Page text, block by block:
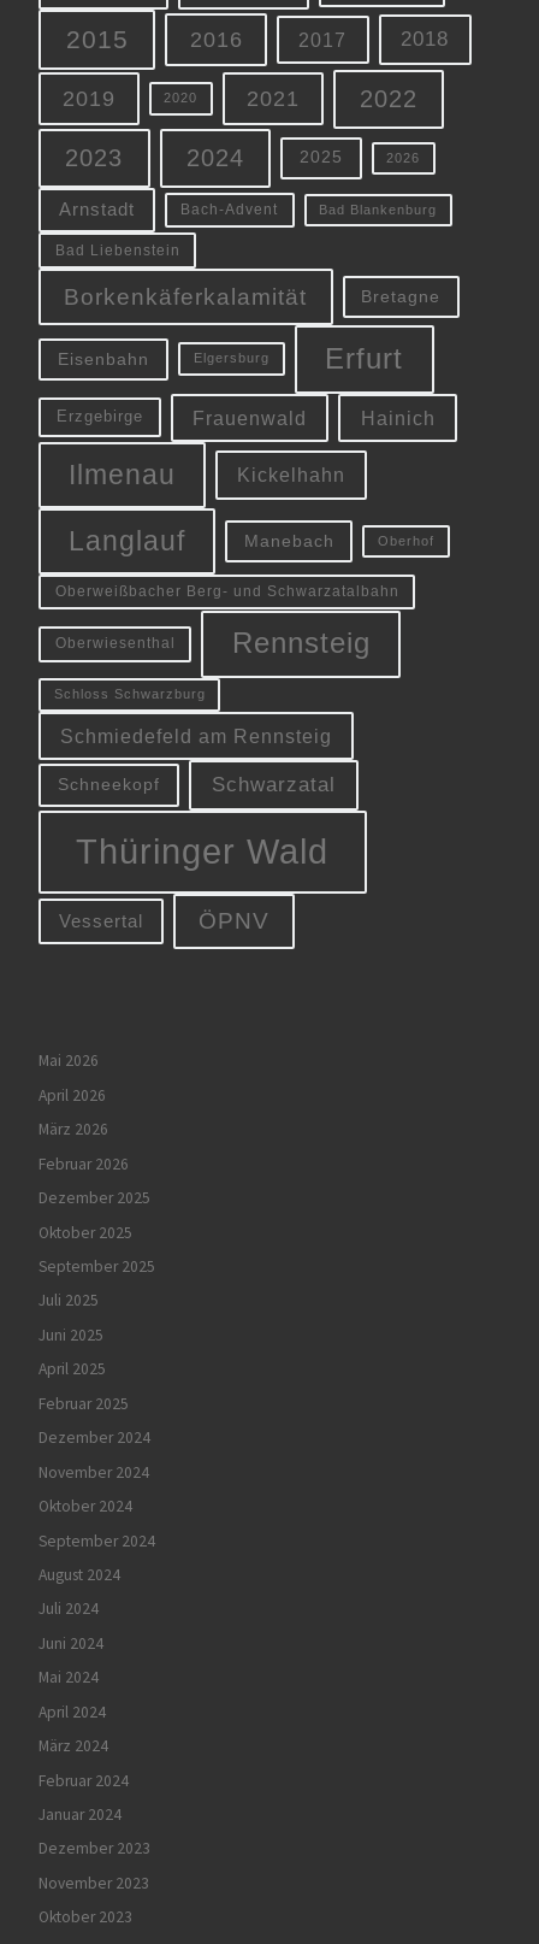
2015 2016 2017 2018
2019 2020 2021 2022
2023 2024 2025 2026
Arnstadt Bach-Advent Bad Blankenburg
Bad Liebenstein
Borkenkäferkalamität Bretagne
Eisenbahn Elgersburg Erfurt
Erzgebirge Frauenwald Hainich
Ilmenau Kickelhahn
Langlauf Manebach Oberhof
Oberweißbacher Berg- und Schwarzatalbahn
Oberwiesenthal Rennsteig
Schloss Schwarzburg
Schmiedefeld am Rennsteig
Schneekopf Schwarzatal
Thüringer Wald
Vessertal ÖPNV
Mai 2026
April 2026
März 2026
Februar 2026
Dezember 2025
Oktober 2025
September 2025
Juli 2025
Juni 2025
April 2025
Februar 2025
Dezember 2024
November 2024
Oktober 2024
September 2024
August 2024
Juli 2024
Juni 2024
Mai 2024
April 2024
März 2024
Februar 2024
Januar 2024
Dezember 2023
November 2023
Oktober 2023